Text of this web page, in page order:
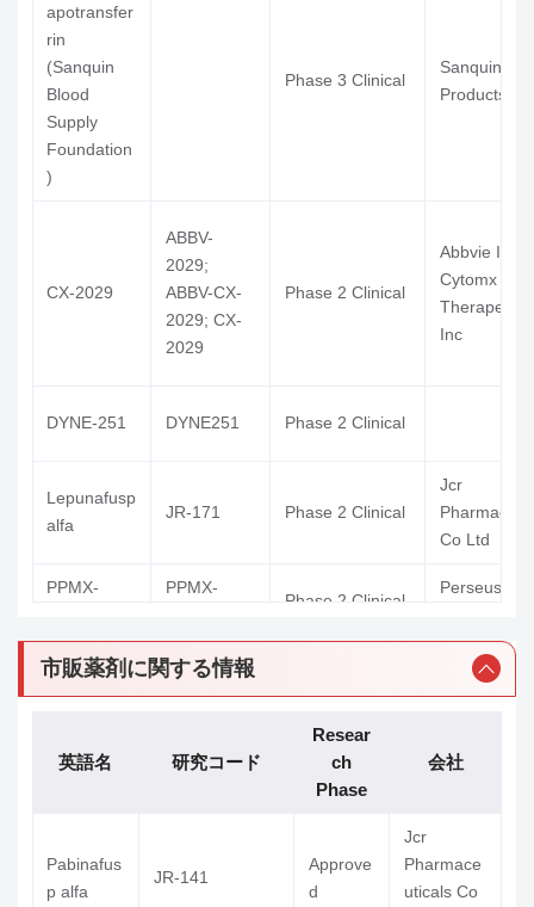
apotransfer
rin
(Sanquin
Blood
Supply
Foundation
)
Phase 3 Clinical
Sanquin
Products Bv
CX-2029
ABBV-
2029;
ABBV-CX-
2029; CX-
2029
Phase 2 Clinical
Abbvie Inc,
Cytomx
Inc
DYNE-251 DYNE251 Phase 2 Clinical
Lepunafusp
alfa
JR-171 Phase 2 Clinical
Jcr
Co Ltd
PPMX-
PPMX-
Phase 2 Clinical
Perseus
Delpacibart
eteddesiran
AOC-1001 Phase 2 Clinical
Biosciences
市販薬剤に関する情報
英語名 研究コード
Resear
ch
Phase
会社
Pabinafus
p alfa
JR-141
Approve
d
Jcr
Pharmace
uticals Co